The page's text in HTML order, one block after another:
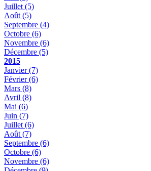
Juillet (5)
Août (5)
Septembre (4)
Octobre (6)
Novembre (6)
Décembre (5)
2015
Janvier(7)
Février(6)
Mars (8)
Avril (8)
Mai (6)
Juin (7)
Juillet (6)
Août (7)
Septembre (6)
Octobre (6)
Novembre (6)